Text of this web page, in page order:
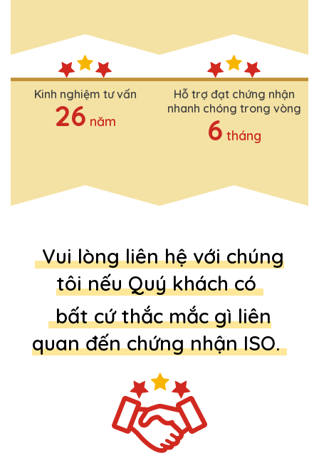
Kinh nghiệm tư vấn
26 năm
Hỗ trợ đạt chứng nhận
nhanh chóng trong vòng
6 tháng
Vui lòng liên hệ với chúng
tôi nếu Quý khách có
bất cứ thắc mắc gì liên
quan đến chứng nhận ISO.